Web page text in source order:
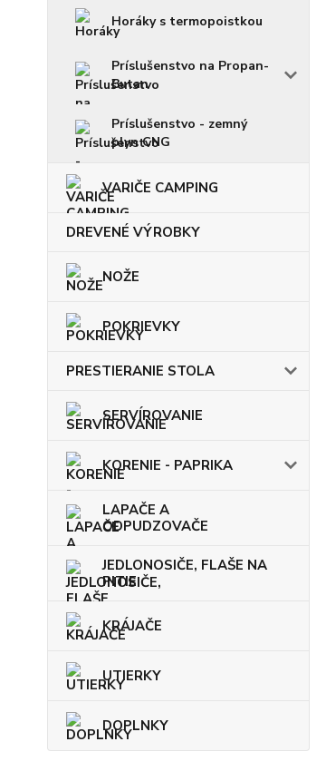
Horáky s termopoistkou
Príslušenstvo na Propan-
Butan
Príslušenstvo - zemný
plyn CNG
VARIČE CAMPING
DREVENÉ VÝROBKY
NOŽE
POKRIEVKY
PRESTIERANIE STOLA
SERVÍROVANIE
KORENIE - PAPRIKA
LAPAČE A
ODPUDZOVAČE
JEDLONOSIČE, FLAŠE NA
PITIE
KRÁJAČE
UTIERKY
DOPLNKY